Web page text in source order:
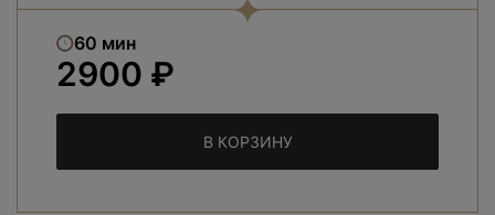
60 мин
2900 ₽
В КОРЗИНУ